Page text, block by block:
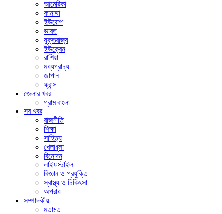
আমেরিকা
কানাডা
ইউরোপ
ভারত
যুক্তরাজ্য
ইউক্রেন
রাশিয়া
মধ্যপ্রাচ্য
জাপান
ফ্রান্স
জেলার খবর
গ্রাম বাংলা
সব খবর
রাজনীতি
শিক্ষা
সাহিত্য
খেলাধুলা
বিনোদন
লাইফস্টাইল
বিজ্ঞান ও প্রযুক্তি
স্বাস্থ্য ও চিকিৎসা
অপরাধ
সম্পাদকীয়
মতামত